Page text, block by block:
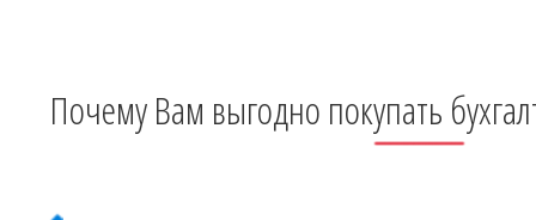
Почему Вам выгодно покупать